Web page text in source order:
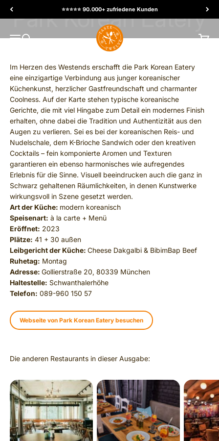
⭐️⭐️⭐️⭐️⭐️ 90.000+ zufriedene Kunden
MENU
Search
TasteTwelve
Cart
Im Herzen des Westends erschafft die Park Korean Eatery
eine einzigartige Verbindung aus junger koreanischer
Küchenkunst, herzlicher Gastfreundschaft und charmanter
Coolness. Auf der Karte stehen typische koreanische
Gerichte, die mit viel Hingabe zum Detail ein modernes Finish
erhalten, ohne dabei die Tradition und Authentizität aus den
Augen zu verlieren. Sei es bei der koreanischen Reis- und
Nudelschale, dem K-Brioche Sandwich oder den kreativen
Cocktails – fein komponierte Aromen und Texturen
garantieren ein ebenso harmonisches wie aufregendes
Erlebnis für die Sinne. Visuell beeindrucken auch die ganz in
Schwarz gehaltenen Räumlichkeiten, in denen Kunstwerke
wirkungsvoll in Szene gesetzt werden.
Art der Küche: modern koreanisch
Speisenart: à la carte + Menü
Eröffnet: 2023
Plätze: 41 + 30 außen
Leibgericht der Küche: Cheese Dakgalbi & BibimBap Beef
Ruhetag: Montag
Adresse: Gollierstraße 20, 80339 München
Haltestelle: Schwanthalerhöhe
Telefon: 089-960 150 57
Webseite von Park Korean Eatery besuchen